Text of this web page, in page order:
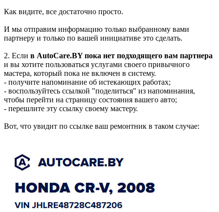
Как видите, все достаточно просто.
И мы отправим информацию только выбранному вами
партнеру и только по вашей инициативе это сделать.
2. Если в AutoCare.BY пока нет подходящего вам партнера
и вы хотите пользоваться услугами своего привычного
мастера, который пока не включен в систему.
- получите напоминание об истекающих работах;
- воспользуйтесь ссылкой "поделиться" из напоминания,
чтобы перейти на страницу состояния вашего авто;
- перешлите эту ссылку своему мастеру.
Вот, что увидит по ссылке ваш ремонтник в таком случае: